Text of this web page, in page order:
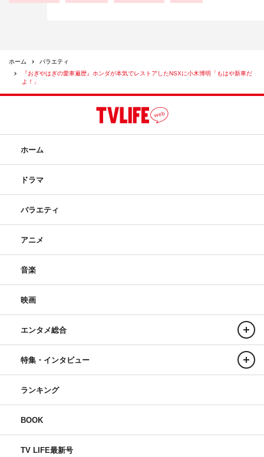
ホーム
バラエティ
『おぎやはぎの愛車遍歴』ホンダが本気でレストアしたNSXに小木博明「もはや新車だ
よ！」
ホーム
ドラマ
バラエティ
アニメ
音楽
映画
エンタメ総合
特集・インタビュー
ランキング
BOOK
TV LIFE最新号